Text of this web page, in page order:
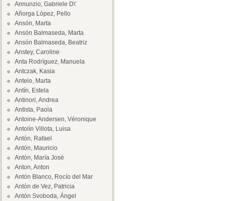
Annunzio, Gabriele D\'
Añorga López, Pello
Ansón, Marta
Ansón Balmaseda, Marta
Ansón Balmaseda, Beatriz
Anstey, Caroline
Anta Rodríguez, Manuela
Antczak, Kasia
Antelo, Marta
Antín, Estela
Antinori, Andrea
Antista, Paola
Antoine-Andersen, Véronique
Antolín Villota, Luisa
Antón, Rafael
Antón, Mauricio
Antón, María José
Anton, Anton
Antón Blanco, Rocío del Mar
Antón de Vez, Patricia
Antón Svoboda, Ángel